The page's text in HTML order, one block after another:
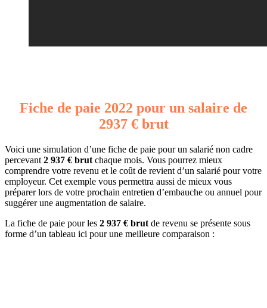
Fiche de paie 2022 pour un salaire de
2937 € brut
Voici une simulation d’une fiche de paie pour un salarié non cadre
percevant 2 937 € brut chaque mois. Vous pourrez mieux
comprendre votre revenu et le coût de revient d’un salarié pour votre
employeur. Cet exemple vous permettra aussi de mieux vous
préparer lors de votre prochain entretien d’embauche ou annuel pour
suggérer une augmentation de salaire.
La fiche de paie pour les 2 937 € brut de revenu se présente sous
forme d’un tableau ici pour une meilleure comparaison :